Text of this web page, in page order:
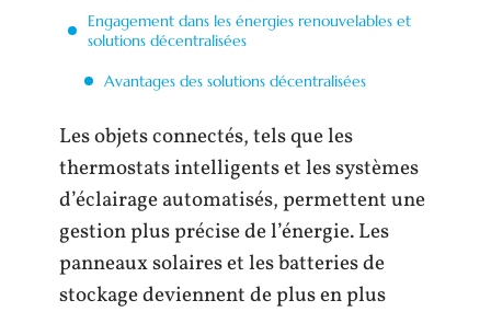
Engagement dans les énergies renouvelables et
solutions décentralisées
Avantages des solutions décentralisées
Les objets connectés, tels que les
thermostats intelligents et les systèmes
d’éclairage automatisés, permettent une
gestion plus précise de l’énergie. Les
panneaux solaires et les batteries de
stockage deviennent de plus en plus